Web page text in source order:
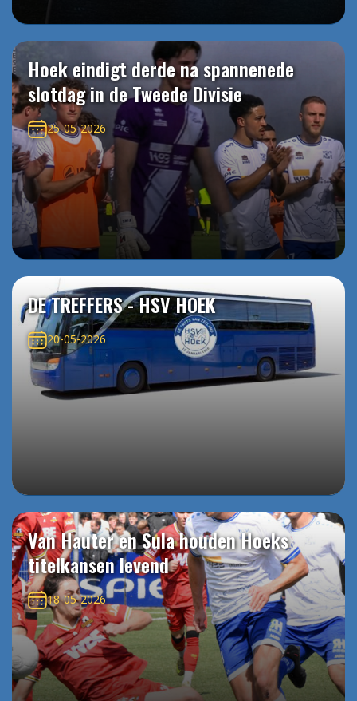
Hoek eindigt derde na spannenede
slotdag in de Tweede Divisie
25-05-2026
DE TREFFERS - HSV HOEK
20-05-2026
Van Hauter en Sula houden Hoeks
titelkansen levend
18-05-2026